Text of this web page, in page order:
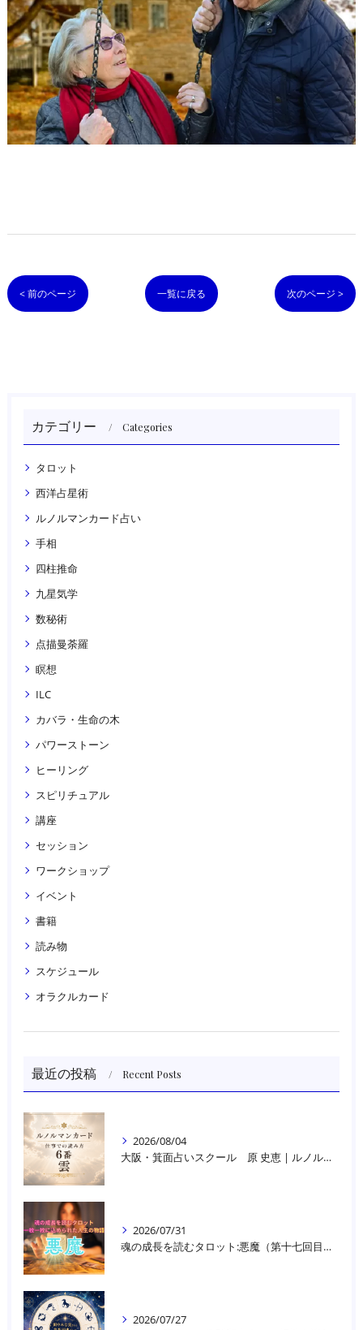
< 前のページ 一覧に戻る 次のページ >
カテゴリー Categories
タロット
西洋占星術
ルノルマンカード占い
手相
四柱推命
九星気学
数秘術
点描曼荼羅
瞑想
ILC
カバラ・生命の木
パワーストーン
ヒーリング
スピリチュアル
講座
セッション
ワークショップ
イベント
書籍
読み物
スケジュール
オラクルカード
最近の投稿 Recent Posts
2026/08/04
大阪・箕面占いスクール 原 史恵 | ルノルマンカード読み方のコツ「雲」 仕事をテーマに占った場合
2026/07/31
魂の成長を読むタロット:悪魔（第十七回目）｜大阪・箕面占いスクールラブアンドライト
2026/07/27